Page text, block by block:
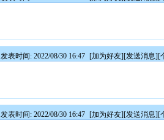
发表时间: 2022/08/30 16:47 [加为好友][发送消息][
发表时间: 2022/08/30 16:47 [加为好友][发送消息][